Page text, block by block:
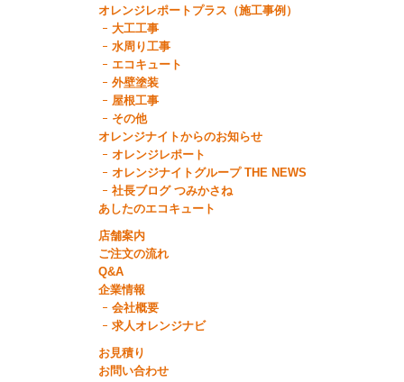
オレンジレポートプラス（施工事例）
大工工事
水周り工事
エコキュート
外壁塗装
屋根工事
その他
オレンジナイトからのお知らせ
オレンジレポート
オレンジナイトグループ THE NEWS
社長ブログ つみかさね
あしたのエコキュート
店舗案内
ご注文の流れ
Q&A
企業情報
会社概要
求人オレンジナビ
お見積り
お問い合わせ